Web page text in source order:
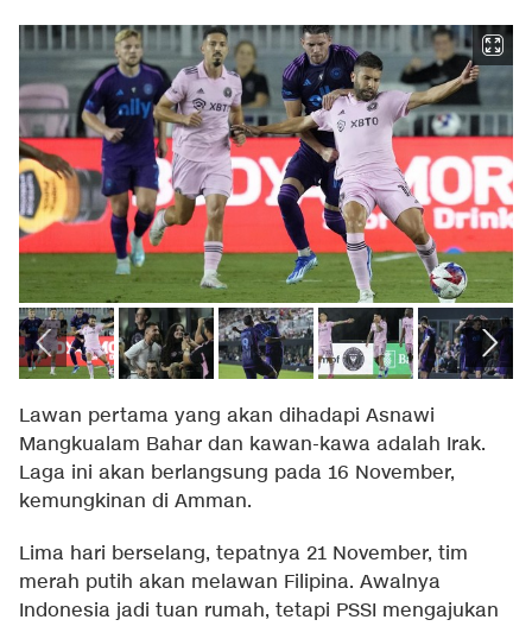
Lawan pertama yang akan dihadapi Asnawi
Mangkualam Bahar dan kawan-kawa adalah Irak.
Laga ini akan berlangsung pada 16 November,
kemungkinan di Amman.
Lima hari berselang, tepatnya 21 November, tim
merah putih akan melawan Filipina. Awalnya
Indonesia jadi tuan rumah, tetapi PSSI mengajukan